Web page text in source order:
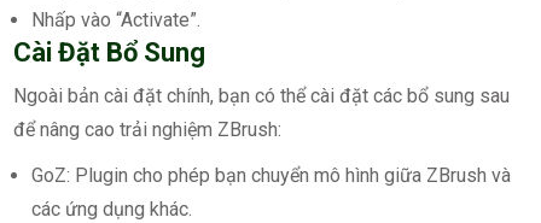
Nhấp vào “Activate”.
Cài Đặt Bổ Sung
Ngoài bản cài đặt chính, bạn có thể cài đặt các bổ sung sau
để nâng cao trải nghiệm ZBrush:
GoZ: Plugin cho phép bạn chuyển mô hình giữa ZBrush và
các ứng dụng khác.